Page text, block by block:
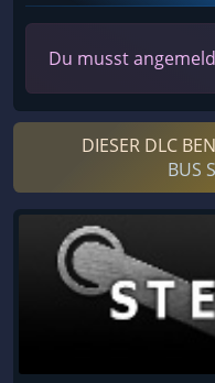
Du musst
DIESER DLC
BUS